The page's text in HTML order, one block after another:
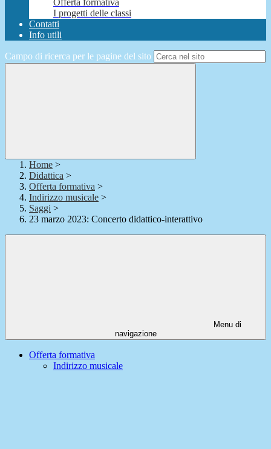
Offerta formativa
I progetti delle classi
Contatti
Info utili
Campo di ricerca per le pagine del sito
Home >
Didattica >
Offerta formativa >
Indirizzo musicale >
Saggi >
23 marzo 2023: Concerto didattico-interattivo
Menu di
navigazione
Offerta formativa
Indirizzo musicale